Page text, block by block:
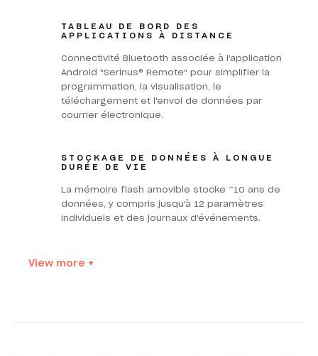
TABLEAU DE BORD DES
APPLICATIONS À DISTANCE
Connectivité Bluetooth associée à l'application
Android "Serinus® Remote" pour simplifier la
programmation, la visualisation, le
téléchargement et l'envoi de données par
courrier électronique.
STOCKAGE DE DONNÉES À LONGUE
DURÉE DE VIE
La mémoire flash amovible stocke ~10 ans de
données, y compris jusqu'à 12 paramètres
individuels et des journaux d'événements.
View more +